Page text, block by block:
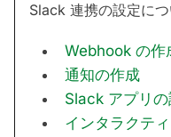
Slack 連携の設定につ
Webhook の作
通知の作成
Slack アプリの
インタラクテ